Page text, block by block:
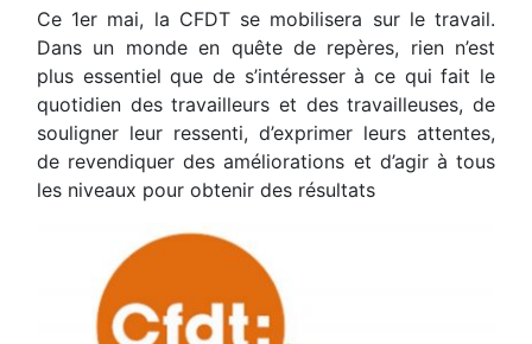
Ce 1er mai, la CFDT se mobilisera sur le travail.
Dans un monde en quête de repères, rien n’est
plus essentiel que de s’intéresser à ce qui fait le
quotidien des travailleurs et des travailleuses, de
souligner leur ressenti, d’exprimer leurs attentes,
de revendiquer des améliorations et d’agir à tous
les niveaux pour obtenir des résultats